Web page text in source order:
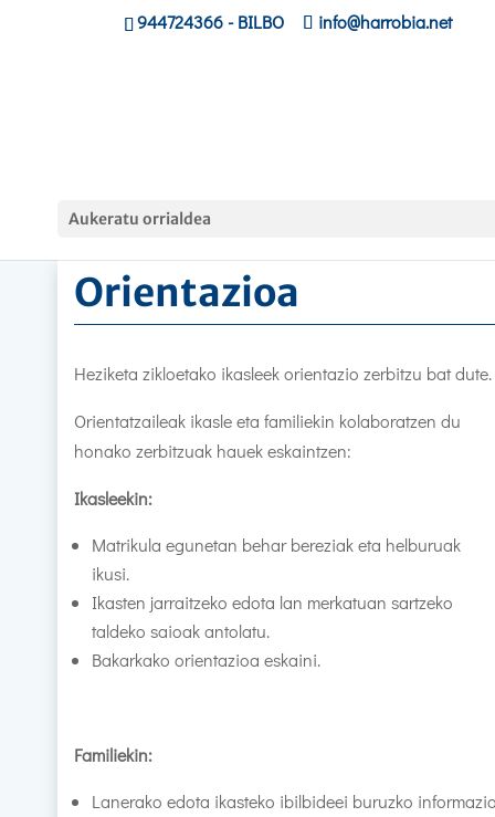
944724366- BILBO info@harrobia.net
Aukeratu orrialdea
Orientazioa
Heziketa zikloetako ikasleek orientazio zerbitzu bat dute.
Orientatzaileak ikasle eta familiekin kolaboratzen du
honako zerbitzuak hauek eskaintzen:
Ikasleekin:
Matrikula egunetan behar bereziak eta helburuak
ikusi.
Ikasten jarraitzeko edota lan merkatuan sartzeko
taldeko saioak antolatu.
Bakarkako orientazioa eskaini.
Familiekin:
Lanerako edota ikasteko ibilbideei buruzko